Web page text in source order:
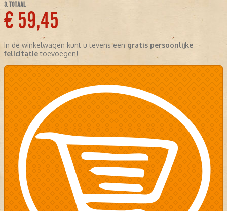
3. TOTAAL
€ 59,45
In de winkelwagen kunt u tevens een gratis persoonlijke
felicitatietoevoegen!